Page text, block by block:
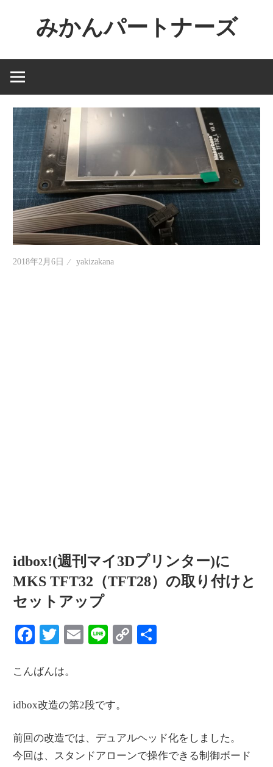
ン
へ
みかんパートナーズ
ー
ジ
ャ
ン
ル
で
役
に
立
た
な
い
2018年2月6日 yakizakana
idbox!(週刊マイ3Dプリンター)に
MKS TFT32（TFT28）の取り付けと
セットアップ
Facebook
Twitter
EmailLineCopy
こんばんは。
idbox改造の第2段です。
前回の改造では、デュアルヘッド化をしました。
今回は、スタンドアローンで操作できる制御ボード